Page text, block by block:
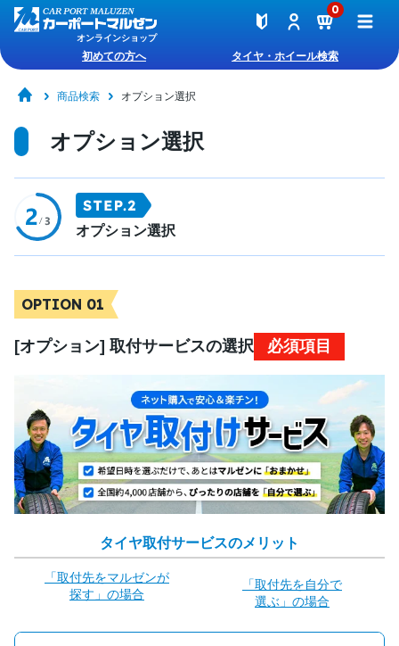
オンラインショップ
0
初めての方へ タイヤ・ホイール検索
商品検索 オプション選択
オプション選択
オプション選択
OPTION 01
[オプション] 取付サービスの選択 必須項目
タイヤ取付サービスのメリット
「取付先をマルゼンが
探す」の場合
「取付先を自分で
選ぶ」の場合